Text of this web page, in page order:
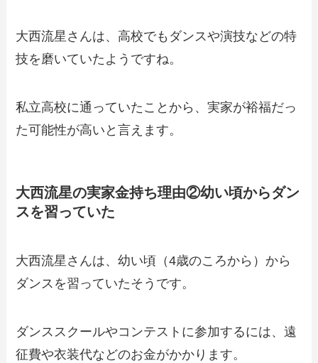
大西流星さんは、高校でもダンスや演技などの特
技を磨いていたようですね。
私立高校に通っていたことから、実家が裕福だっ
た可能性が高いと言えます。
大西流星の実家金持ち理由②幼い頃からダン
スを習っていた
大西流星さんは、幼い頃（4歳のころから）から
ダンスを習っていたそうです。
ダンススクールやコンテストに参加するには、遠
征費や衣装代などのお金がかかります。